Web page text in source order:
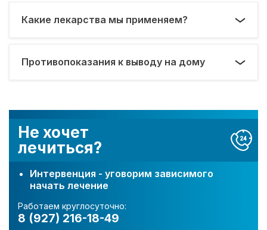
Не хочет
лечиться?
Интервенция - уговорим зависимого
начать лечение
Работаем круглосуточно:
8 (927) 216-18-49
Какие лекарства мы применяем?
Противопоказания к выводу на дому